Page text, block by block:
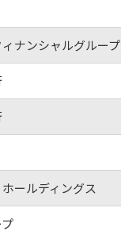
ナンシャルグループ
ールディングス